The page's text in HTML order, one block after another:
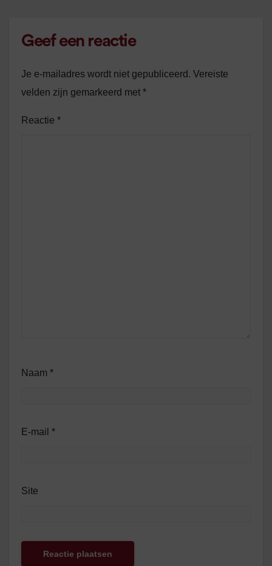
Geef een reactie
Je e-mailadres wordt niet gepubliceerd. Vereiste
velden zijn gemarkeerd met *
Reactie *
Naam *
E-mail *
Site